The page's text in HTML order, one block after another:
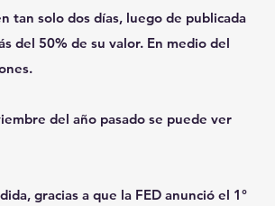
tan solo dos días, luego de publicada
del 50% de su valor. En medio del
del año pasado se puede ver
gracias a que la FED anunció el 1°